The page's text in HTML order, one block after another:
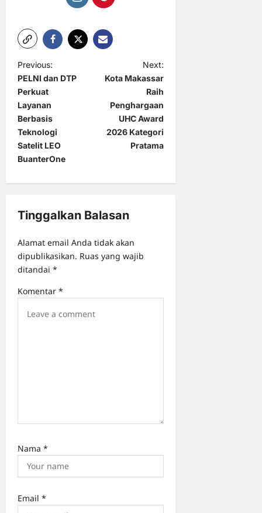
P
o
s
t
n
a
g
t
i
n
Previous:
PELNI dan DTP
Perkuat
Layanan
Berbasis
Teknologi
Satelit LEO
BuanterOne
Next:
Kota Makassar
Raih
Penghargaan
UHC Award
2026 Kategori
Pratama
Tinggalkan Balasan
Alamat email Anda tidak akan
dipublikasikan. Ruas yang wajib
ditandai *
Komentar *
Nama *
Email *